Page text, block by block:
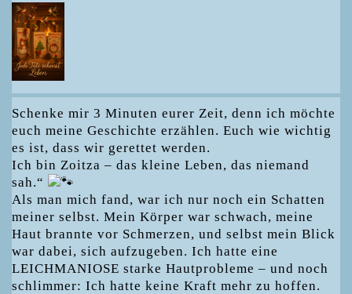
Schenke mir 3 Minuten eurer Zeit, denn ich möchte
euch meine Geschichte erzählen. Euch wie wichtig
es ist, dass wir gerettet werden.
Ich bin Zoitza – das kleine Leben, das niemand
sah.“
Als man mich fand, war ich nur noch ein Schatten
meiner selbst. Mein Körper war schwach, meine
Haut brannte vor Schmerzen, und selbst mein Blick
war dabei, sich aufzugeben. Ich hatte eine
LEICHMANIOSE starke Hautprobleme – und noch
schlimmer: Ich hatte keine Kraft mehr zu hoffen.